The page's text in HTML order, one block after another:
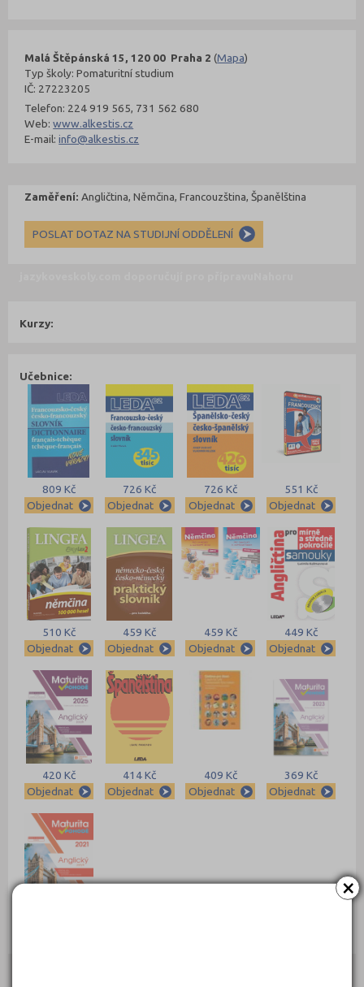
×
Malá Štěpánská 15, 120 00 Praha 2 (Mapa)
Typ školy: Pomaturitní studium
IČ: 27223205
Telefon: 224 919 565, 731 562 680
Web:www.alkestis.cz
E-mail:info@alkestis.cz
Zaměření: Angličtina, Němčina, Francouzština, Španělština
POSLAT DOTAZ NA STUDIJNÍ ODDĚLENÍ
Kurzy:
Učebnice:
809 Kč
Objednat
726 Kč
Objednat
726 Kč
Objednat
551 Kč
Objednat
510 Kč
Objednat
459 Kč
Objednat
459 Kč
Objednat
449 Kč
Objednat
420 Kč
Objednat
414 Kč
Objednat
409 Kč
Objednat
369 Kč
Objednat